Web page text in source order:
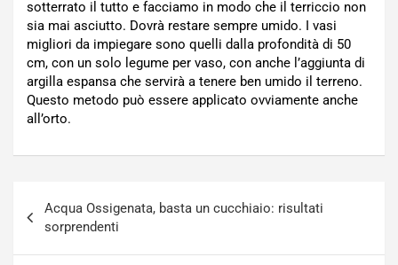
sotterrato il tutto e facciamo in modo che il terriccio non
sia mai asciutto. Dovrà restare sempre umido. I vasi
migliori da impiegare sono quelli dalla profondità di 50
cm, con un solo legume per vaso, con anche l’aggiunta di
argilla espansa che servirà a tenere ben umido il terreno.
Questo metodo può essere applicato ovviamente anche
all’orto.
articoli
Acqua Ossigenata, basta un cucchiaio: risultati
sorprendenti